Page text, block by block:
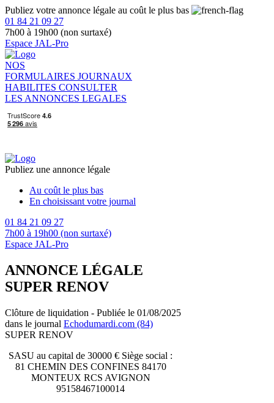
Publiez votre annonce légale au coût le plus bas
01 84 21 09 27
7h00 à 19h00 (non surtaxé)
Espace JAL-Pro
NOS
FORMULAIRES JOURNAUX
HABILITES CONSULTER
LES ANNONCES LEGALES
Publiez une annonce légale
Au coût le plus bas
En choisissant votre journal
01 84 21 09 27
7h00 à 19h00 (non surtaxé)
Espace JAL-Pro
ANNONCE LÉGALE
SUPER RENOV
Clôture de liquidation - Publiée le 01/08/2025
dans le journal Echodumardi.com (84)
SUPER RENOV
SASU au capital de 30000 € Siège social :
81 CHEMIN DES CONFINES 84170
MONTEUX RCS AVIGNON
95158467100014